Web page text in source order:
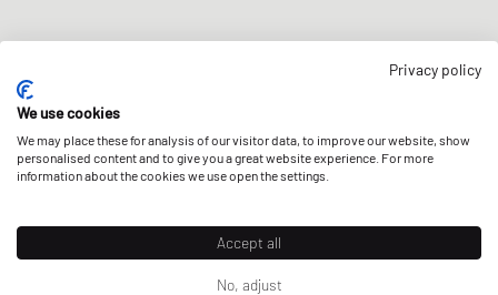
Erhalte 5% Welcome-Rabatt und die neusten BSTN-Updates zu
Raffles & New Arrivals. Registriere dich jetzt!
E-Mail-Adresse
JETZT ANMELDEN
Privacy policy
We use cookies
We may place these for analysis of our visitor data, to improve our website, show
personalised content and to give you a great website experience. For more
information about the cookies we use open the settings.
Accept all
No, adjust